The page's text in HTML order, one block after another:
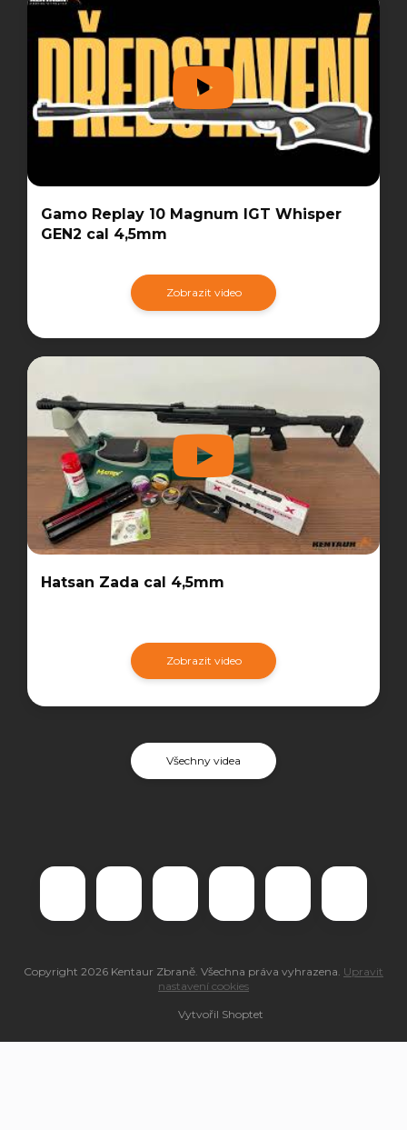
Gamo Replay 10 Magnum IGT Whisper
GEN2 cal 4,5mm
Zobrazit video
Hatsan Zada cal 4,5mm
Zobrazit video
Všechny videa
Vytvořil Shoptet
Copyright 2026 Kentaur Zbraně. Všechna práva vyhrazena. Upravit
nastavení cookies